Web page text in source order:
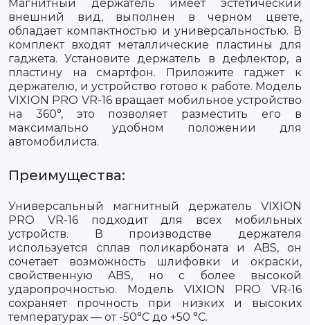
Магнитный держатель имеет эстетический
внешний вид, выполнен в черном цвете,
обладает компактностью и универсальностью. В
комплект входят металлические пластины для
гаджета. Установите держатель в дефлектор, а
пластину на смартфон. Приложите гаджет к
держателю, и устройство готово к работе. Модель
VIXION PRO VR-16 вращает мобильное устройство
на 360°, это позволяет разместить его в
максимально удобном положении для
автомобилиста.
Преимущества:
Универсальный магнитный держатель VIXION
PRO VR-16 подходит для всех мобильных
устройств. В производстве держателя
используется сплав поликарбоната и ABS, он
сочетает возможность шлифовки и окраски,
свойственную ABS, но с более высокой
ударопрочностью. Модель VIXION PRO VR-16
сохраняет прочность при низких и высоких
температурах — от -50°С до +50 °C.